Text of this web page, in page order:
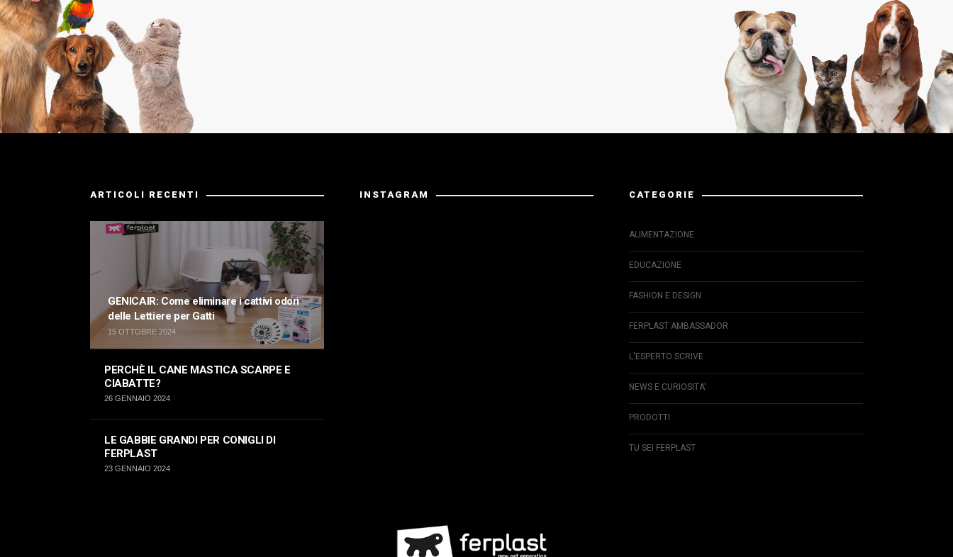
ARTICOLI RECENTI
GENICAIR: Come eliminare i cattivi odori
delle Lettiere per Gatti
15 OTTOBRE 2024
PERCHÈ IL CANE MASTICA SCARPE E
CIABATTE?
26 GENNAIO 2024
LE GABBIE GRANDI PER CONIGLI DI
FERPLAST
23 GENNAIO 2024
INSTAGRAM CATEGORIE
ALIMENTAZIONE
EDUCAZIONE
FASHION E DESIGN
FERPLAST AMBASSADOR
L'ESPERTO SCRIVE
NEWS E CURIOSITA'
PRODOTTI
TU SEI FERPLAST